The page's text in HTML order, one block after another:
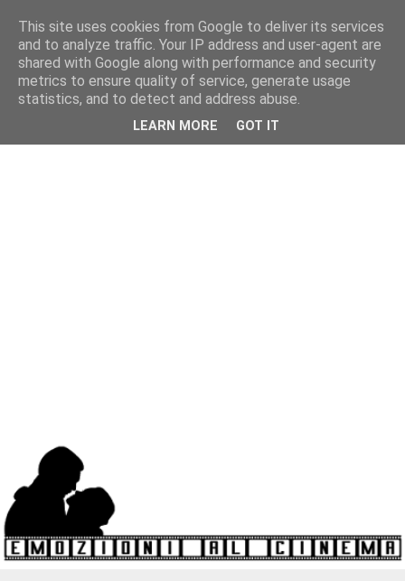
This site uses cookies from Google to deliver its services
and to analyze traffic. Your IP address and user-agent are
shared with Google along with performance and security
metrics to ensure quality of service, generate usage
statistics, and to detect and address abuse.
LEARN MORE GOT IT